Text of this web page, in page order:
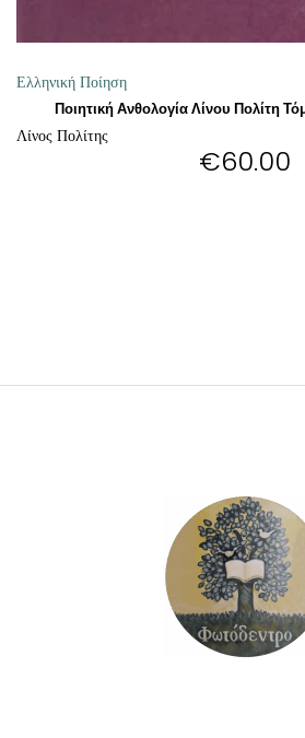
Ελληνική Ποίηση
Ποιητική Ανθολογία Λίνου Πολίτη
Λίνος Πολίτης
€60.00